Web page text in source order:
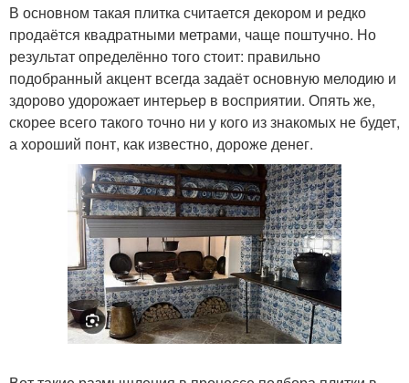
В основном такая плитка считается декором и редко
продаётся квадратными метрами, чаще поштучно. Но
результат определённо того стоит: правильно
подобранный акцент всегда задаёт основную мелодию и
здорово удорожает интерьер в восприятии. Опять же,
скорее всего такого точно ни у кого из знакомых не будет,
а хороший понт, как известно, дороже денег.